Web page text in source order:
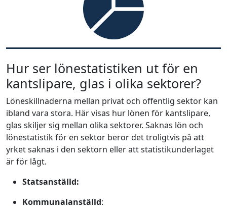
Hur ser lönestatistiken ut för en
kantslipare, glas i olika sektorer?
Löneskillnaderna mellan privat och offentlig sektor kan
ibland vara stora. Här visas hur lönen för kantslipare,
glas skiljer sig mellan olika sektorer. Saknas lön och
lönestatistik för en sektor beror det troligtvis på att
yrket saknas i den sektorn eller att statistikunderlaget
är för lågt.
Statsanställd:
Kommunalanställd: